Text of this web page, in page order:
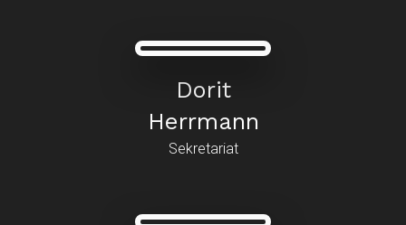
Dorit
Herrmann
Sekretariat